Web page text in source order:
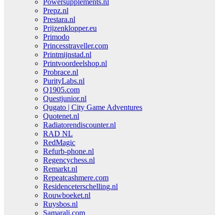
Powersupplements.nl
Prepz.nl
Prestara.nl
Prijzenklopper.eu
Primodo
Princesstraveller.com
Printmijnstad.nl
Printvoordeelshop.nl
Probrace.nl
PurityLabs.nl
Q1905.com
Questjunior.nl
Qugato | City Game Adventures
Quotenet.nl
Radiatorendiscounter.nl
RAD NL
RedMagic
Refurb-phone.nl
Regencychess.nl
Remarkt.nl
Repeatcashmere.com
Residenceterschelling.nl
Rouwboeket.nl
Ruysbos.nl
Samarali.com